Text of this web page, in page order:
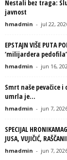
Nestali bez traga:
javnost
hmadmin - jul 22,
EPSTAJN VIŠE PUTA
‘milijardera
hmadmin - jun 16,
Smrt naše pevačice
umrla je...
hmadmin - jun 7,
SPECIJAL
JUSA, VUJIČIĆ,
hmadmin - jun 7,